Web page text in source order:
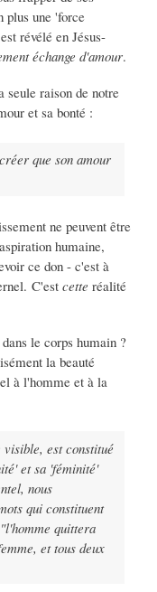
plus une 'force
révélé en Jésus-
échange d'amour.
seule raison de notre
et sa bonté :
que son amour
ne peuvent être
humaine,
ce don - c'est à
C'est cette réalité
le corps humain ?
la beauté
à l'homme et à la
est constitué
et sa 'féminité'
nous
qui constituent
"l'homme quittera
et tous deux